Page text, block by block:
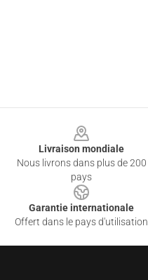
Livraison mondiale
Nous livrons dans plus de 200
pays
Garantie internationale
Offert dans le pays d'utilisation